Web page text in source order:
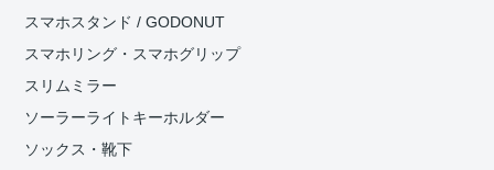
スマホスタンド / GODONUT
スマホリング・スマホグリップ
スリムミラー
ソーラーライトキーホルダー
ソックス・靴下